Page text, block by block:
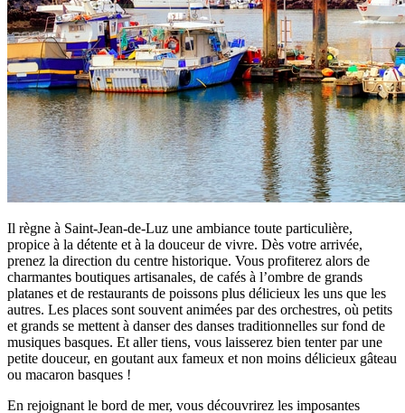
Il règne à Saint-Jean-de-Luz une ambiance toute particulière,
propice à la détente et à la douceur de vivre. Dès votre arrivée,
prenez la direction du centre historique. Vous profiterez alors de
charmantes boutiques artisanales, de cafés à l’ombre de grands
platanes et de restaurants de poissons plus délicieux les uns que les
autres. Les places sont souvent animées par des orchestres, où petits
et grands se mettent à danser des danses traditionnelles sur fond de
musiques basques. Et aller tiens, vous laisserez bien tenter par une
petite douceur, en goutant aux fameux et non moins délicieux gâteau
ou macaron basques !
En rejoignant le bord de mer, vous découvrirez les imposantes